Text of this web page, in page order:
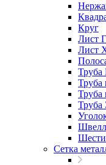
Круг
Лист
Лист
Труба
Труба
Сетка